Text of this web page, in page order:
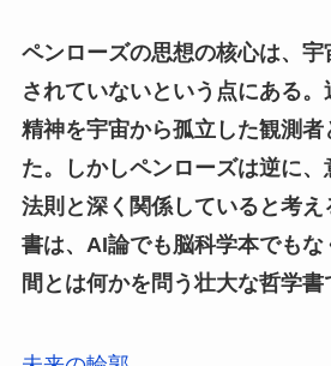
ペンローズの思想の核心は、
されていないという点にある
精神を宇宙から孤立した観測者
た。しかしペンローズは逆に
法則と深く関係していると考
書は、AI論でも脳科学本でもな
間とは何かを問う壮大な哲学